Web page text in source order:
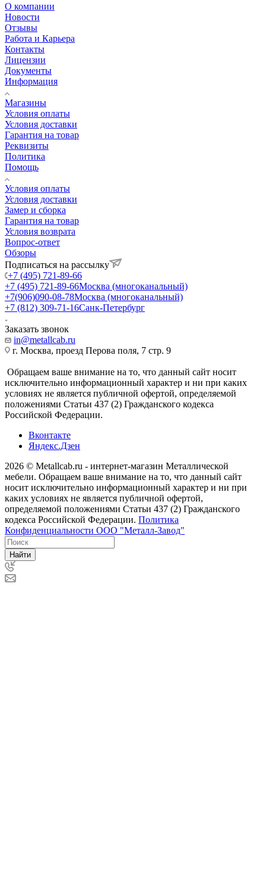
О компании
Новости
Отзывы
Работа и Карьера
Контакты
Лицензии
Документы
Информация
Магазины
Условия оплаты
Условия доставки
Гарантия на товар
Реквизиты
Политика
Помощь
Условия оплаты
Условия доставки
Замер и сборка
Гарантия на товар
Условия возврата
Вопрос-ответ
Обзоры
Подписаться на рассылку
+7 (495) 721-89-66
+7 (495) 721-89-66Москва (многоканальный)
+7(906)090-08-78Москва (многоканальный)
+7 (812) 309-71-16Санк-Петербург
Заказать звонок
in@metallcab.ru
г. Москва, проезд Перова поля, 7 стр. 9
Обращаем ваше внимание на то, что данный сайт носит
исключительно информационный характер и ни при каких
условиях не является публичной офертой, определяемой
положениями Статьи 437 (2) Гражданского кодекса
Российской Федерации.
Вконтакте
Яндекс.Дзен
2026 © Metallcab.ru - интернет-магазин Металлической
мебели. Обращаем ваше внимание на то, что данный сайт
носит исключительно информационный характер и ни при
каких условиях не является публичной офертой,
определяемой положениями Статьи 437 (2) Гражданского
кодекса Российской Федерации. Политика
Конфиденциальности ООО "Металл-Завод"
Найти